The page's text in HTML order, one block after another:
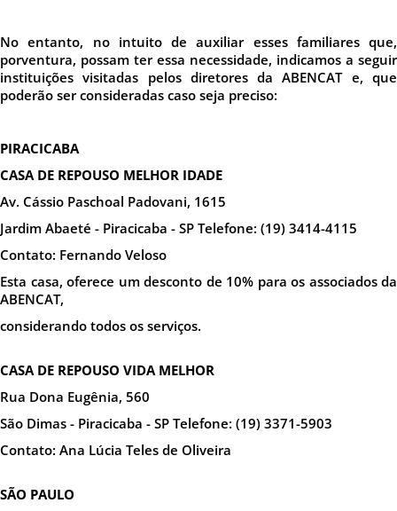
No entanto, no intuito de auxiliar esses familiares que,
porventura, possam ter essa necessidade, indicamos a seguir
instituições visitadas pelos diretores da ABENCAT e, que
poderão ser consideradas caso seja preciso:
PIRACICABA
CASA DE REPOUSO MELHOR IDADE
Av. Cássio Paschoal Padovani, 1615
Jardim Abaeté - Piracicaba - SP Telefone: (19) 3414-4115
Contato: Fernando Veloso
Esta casa, oferece um desconto de 10% para os associados da
ABENCAT,
considerando todos os serviços.
CASA DE REPOUSO VIDA MELHOR
Rua Dona Eugênia, 560
São Dimas - Piracicaba - SP Telefone: (19) 3371-5903
Contato: Ana Lúcia Teles de Oliveira
SÃO PAULO